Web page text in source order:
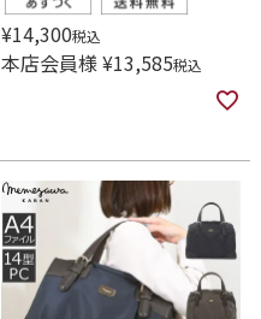
¥14,300税込
本店会員様¥13,585税込